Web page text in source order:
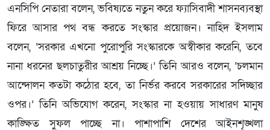
এনসিপি নেতারা বলেন, ভবিষ্যতে নতুন করে ফ্যাসিবাদী শাসনব্যবস্থা
ফিরে আসার পথ বন্ধ করতে সংস্কার প্রয়োজন। নাহিদ ইসলাম
বলেন, ‘সরকার এখনো পুরোপুরি সংস্কারকে অস্বীকার করেনি, তবে
নানা ধরনের ছলচাতুরীর আশ্রয় নিচ্ছে।’ তিনি আরও বলেন, ‘চলমান
আন্দোলন কতটা কঠোর হবে, তা নির্ভর করবে সরকারের সদিচ্ছার
ওপর।’ তিনি অভিযোগ করেন, সংস্কার না হওয়ায় সাধারণ মানুষ
কাঙ্ক্ষিত সুফল পাচ্ছে না। পাশাপাশি দেশের আইনশৃঙ্খলা